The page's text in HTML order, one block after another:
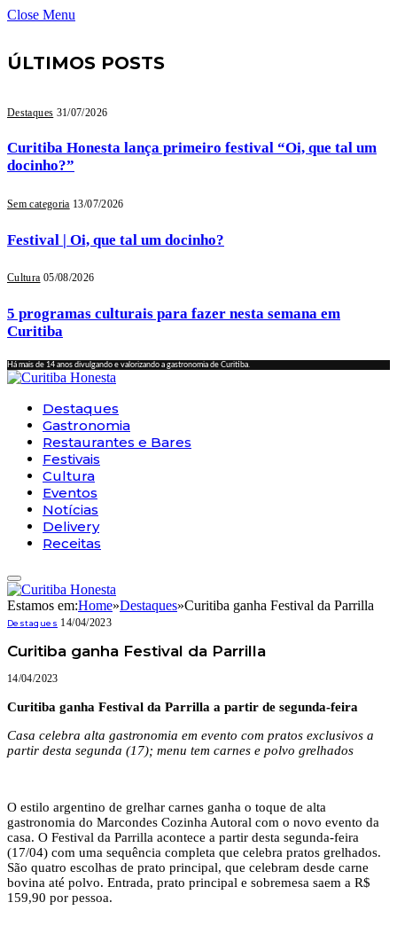
Close Menu
ÚLTIMOS POSTS
Destaques 31/07/2026
Curitiba Honesta lança primeiro festival “Oi, que tal um
docinho?”
Sem categoria 13/07/2026
Festival | Oi, que tal um docinho?
Cultura 05/08/2026
5 programas culturais para fazer nesta semana em
Curitiba
Há mais de 14 anos divulgando e valorizando a gastronomia de Curitiba.
Destaques
Gastronomia
Restaurantes e Bares
Festivais
Cultura
Eventos
Notícias
Delivery
Receitas
Estamos em:Home»Destaques»Curitiba ganha Festival da Parrilla
Destaques 14/04/2023
Curitiba ganha Festival da Parrilla
14/04/2023
Curitiba ganha Festival da Parrilla a partir de segunda-feira
Casa celebra alta gastronomia em evento com pratos exclusivos a
partir desta segunda (17); menu tem carnes e polvo grelhados
O estilo argentino de grelhar carnes ganha o toque de alta
gastronomia do Marcondes Cozinha Autoral com o novo evento da
casa. O Festival da Parrilla acontece a partir desta segunda-feira
(17/04) com uma sequência completa que celebra pratos grelhados.
São quatro escolhas de prato principal, que celebram desde carne
bovina até polvo. Entrada, prato principal e sobremesa saem a R$
159,90 por pessoa.